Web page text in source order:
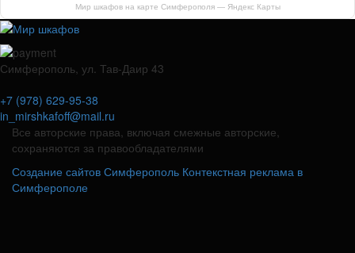
Мир шкафов на карте Симферополя — Яндекс Карты
Симферополь, ул. Тав-Даир 43
+7 (978) 629-95-38
in_mirshkafoff@mail.ru
Все авторские права, включая смежные авторские,
сохраняются за правообладателями
Создание сайтов Симферополь Контекстная реклама в
Симферополе